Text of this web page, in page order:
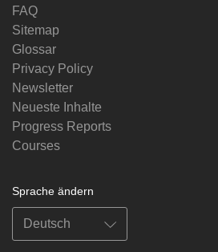
FAQ
Sitemap
Glossar
Privacy Policy
Newsletter
Neueste Inhalte
Progress Reports
Courses
Sprache ändern